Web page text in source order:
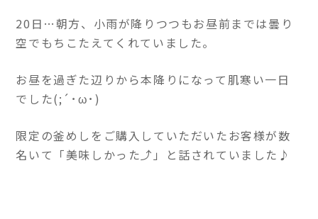
20日…朝方、小雨が降りつつもお昼前までは曇り
空でもちこたえてくれていました。
お昼を過ぎた辺りから本降りになって肌寒い一日
でした(;´･ω･)
限定の釜めしをご購入していただいたお客様が数
名いて「美味しかった⤴」と話されていました♪